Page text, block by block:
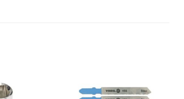
við á
óskalista